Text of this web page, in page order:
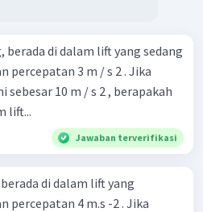
berada di dalam lift yang sedang
percepatan 3 m / s 2 . Jika
10 m / s 2 , berapakah
lift...
Jawaban terverifikasi
di dalam lift yang
percepatan 4 m.s -2 . Jika